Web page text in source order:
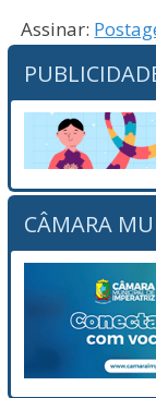
Assinar:
CÂMARA